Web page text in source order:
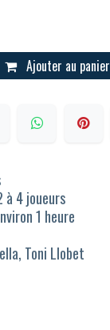
Ajouter au panier
à 4 joueurs
1 heure
Toni Llobet